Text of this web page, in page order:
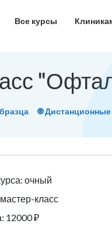
Все курсы
🌐
очный
класс
12000 ₽